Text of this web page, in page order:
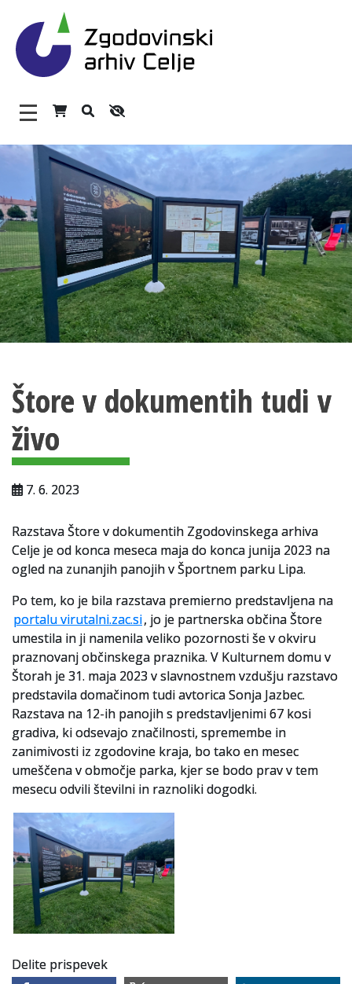
Zgodovinski arhiv Celje –
Glavni meni
O arhivu
Zaposleni
Povezave
Varstvo osebnih podatkov
Katalog informacij javnega značaja
Zakonodaja
Vloga za upravne namene
Vloga za čitalnico
Vodnik po fondih in zbirkah
VAČ – VIRTUALNA ARHIVSKA ČITALNICA
Za ustvarjalce
Strokovna usposabljanja za uslužbence
Gradivo
Register ustvarjalcev
Arhivske škatle
Projekti
Slovenski elektronski arhiv
Anonimka
Publikacije
Štore v dokumentih tudi v
živo
7. 6. 2023
Razstava Štore v dokumentih Zgodovinskega arhiva
Celje je od konca meseca maja do konca junija 2023 na
ogled na zunanjih panojih v Športnem parku Lipa.
Po tem, ko je bila razstava premierno predstavljena na
portalu virutalni.zac.si, jo je partnerska občina Štore
umestila in ji namenila veliko pozornosti še v okviru
praznovanj občinskega praznika. V Kulturnem domu v
Štorah je 31. maja 2023 v slavnostnem vzdušju razstavo
predstavila domačinom tudi avtorica Sonja Jazbec.
Razstava na 12-ih panojih s predstavljenimi 67 kosi
gradiva, ki odsevajo značilnosti, spremembe in
zanimivosti iz zgodovine kraja, bo tako en mesec
umeščena v območje parka, kjer se bodo prav v tem
mesecu odvili številni in raznoliki dogodki.
Delite prispevek